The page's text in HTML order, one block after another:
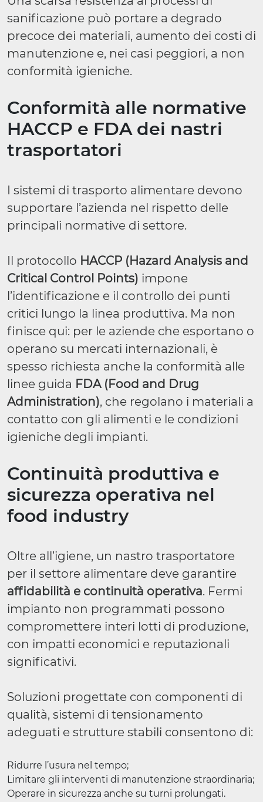
sanificazione può portare a degrado
precoce dei materiali, aumento dei costi di
manutenzione e, nei casi peggiori, a non
conformità igieniche.
Conformità alle normative
HACCP e FDA dei nastri
trasportatori
I sistemi di trasporto alimentare devono
supportare l’azienda nel rispetto delle
principali normative di settore.
Il protocollo HACCP (Hazard Analysis and
Critical Control Points) impone
l’identificazione e il controllo dei punti
critici lungo la linea produttiva. Ma non
finisce qui: per le aziende che esportano o
operano su mercati internazionali, è
spesso richiesta anche la conformità alle
linee guida FDA (Food and Drug
Administration), che regolano i materiali a
contatto con gli alimenti e le condizioni
igieniche degli impianti.
Continuità produttiva e
sicurezza operativa nel
food industry
Oltre all’igiene, un nastro trasportatore
per il settore alimentare deve garantire
affidabilità e continuità operativa. Fermi
impianto non programmati possono
compromettere interi lotti di produzione,
con impatti economici e reputazionali
significativi.
Soluzioni progettate con componenti di
qualità, sistemi di tensionamento
adeguati e strutture stabili consentono di:
Ridurre l’usura nel tempo;
Limitare gli interventi di manutenzione straordinaria;
Operare in sicurezza anche su turni prolungati.